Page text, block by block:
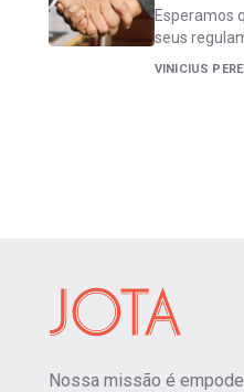
Esperamos
seus
VINICIUS
Nossa missão é